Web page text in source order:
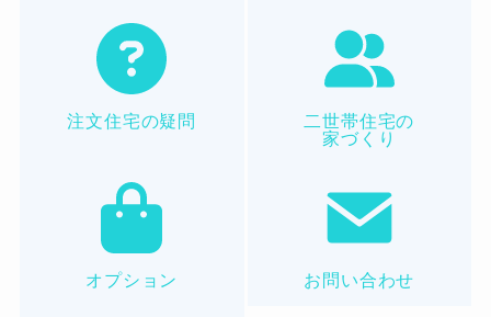
注文住宅の疑問
二世帯住宅の
家づくり
オプション お問い合わせ